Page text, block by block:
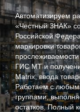
Автоматизируем
«Честный ЗНАК»
Российской
маркировки
ГИС МТ и
Matrix, ввода
Работаем с
группами,
остатков. Полный